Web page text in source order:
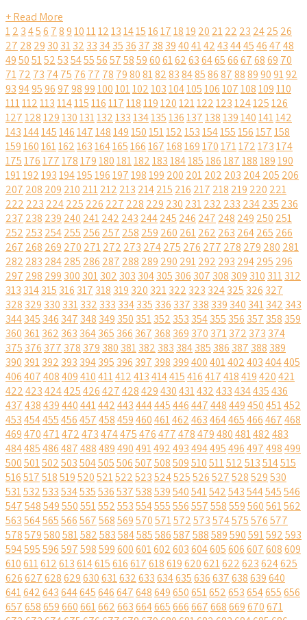
+ Read More
12 3456 78910111213141516171819 20 2122 23 2425 26
27 28 29 30 3132 33 3435 36 37 38 39404142434445464748
495051525354555657585960616263646566676869 70
7172 73 7475 76 77 78 7980818283848586878889909192
93949596979899100101102103104105106107108109110
111112113114115116117118119120121122123124125126
127128129130131132133134135136137138139140141142
143144145146147148149150151152153154155156157158
159160161162163164165166167168169170171172173174
175176177178179180181182183184185186187188189190
191192193194195196197198199 200 201202 203 204205 206
207 208 209 210 211212 213 214215 216 217 218 219 220 221
222 223 224225 226 227 228 229 230 231232 233 234235 236
237 238 239 240 241242 243 244245 246 247 248 249 250 251
252 253 254255 256 257 258 259 260 261262 263 264265 266
267 268 269 270 271272 273 274275 276 277 278 279 280 281
282 283 284285 286 287 288 289 290 291292 293 294295 296
297 298 299 300 301302 303 304305 306 307 308 309 310 311312
313 314315 316 317 318 319 320 321322 323 324325 326 327
328 329 330 331332 333 334335 336 337 338 339 340 341342 343
344345 346 347 348 349 350 351352 353 354355 356 357 358 359
360 361362 363 364365 366 367 368 369 370 371372 373 374
375 376 377 378 379 380 381382 383 384385 386 387 388 389
390 391392 393 394395 396 397 398 399400401402403404405
406407408409410411412413414415416417418419420421
422423424425426427428429430431432433434435436
437438439440441442443444445446447448449450451452
453454455456457458459460461462463464465466467468
469470471472473474475476477478479480481482483
484485486487488489490491492493494495496497498499
500501502503504505506507508509510511512513514515
516517518519520521522523524525526527528529530
531532533534535536537538539540541542543544545546
547548549550551552553554555556557558559560561562
563564565566567568569570571572573574575576577
578579580581582583584585586587588589590591592593
594595596597598599600601602603604605606607608609
610611612613614615616617618619620621622623624625
626627628629630631632633634635636637638639640
641642643644645646647648649650651652653654655656
657658659660661662663664665666667668669670671